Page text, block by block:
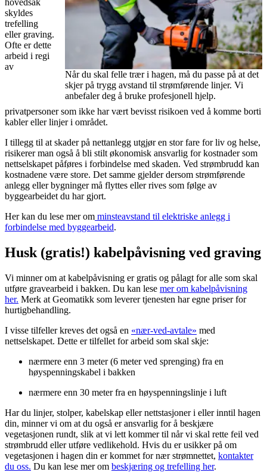
Når du skal felle trær i hagen, må du passe på at det
skjer på trygg avstand til strømførende linjer. Vi
anbefaler deg å bruke profesjonell hjelp.
skyldes
trefelling
eller graving.
Ofte er dette
arbeid i regi
av
privatpersoner som ikke har vært bevisst risikoen ved å komme borti
kabler eller linjer i området.
I tillegg til at skader på nettanlegg utgjør en stor fare for liv og helse,
risikerer man også å bli stilt økonomisk ansvarlig for kostnader som
nettselskapet påføres i forbindelse med skaden. Ved strømbrudd kan
kostnadene være store. Det samme gjelder dersom strømførende
anlegg eller bygninger må flyttes eller rives som følge av
byggearbeidet du har gjort.
Her kan du lese mer om minsteavstand til elektriske anlegg i
forbindelse med byggearbeid.
Husk (gratis!) kabelpåvisning ved graving
Vi minner om at kabelpåvisning er gratis og pålagt for alle som skal
utføre gravearbeid i bakken. Du kan lese mer om kabelpåvisning
her. Merk at Geomatikk som leverer tjenesten har egne priser for
hurtigbehandling.
I visse tilfeller kreves det også en «nær-ved-avtale» med
nettselskapet. Dette er tilfellet for arbeid som skal skje:
nærmere enn 3 meter (6 meter ved sprenging) fra en
høyspenningskabel i bakken
nærmere enn 30 meter fra en høyspenningslinje i luft
Har du linjer, stolper, kabelskap eller nettstasjoner i eller inntil hagen
din, minner vi om at du også er ansvarlig for å beskjære
vegetasjonen rundt, slik at vi lett kommer til når vi skal rette feil ved
strømbrudd eller utføre vedlikehold. Hvis du er usikker på om
vegetasjonen i hagen din er kommet for nær strømnettet, kontakter
du oss. Du kan lese mer om beskjæring og trefelling her.